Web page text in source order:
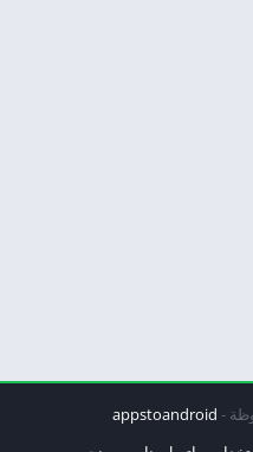
appstoandroid